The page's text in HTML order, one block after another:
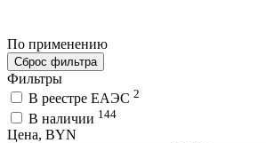
По применению
Сброс фильтра
Фильтры
В реестре ЕАЭС 2
В наличии 144
Цена, BYN